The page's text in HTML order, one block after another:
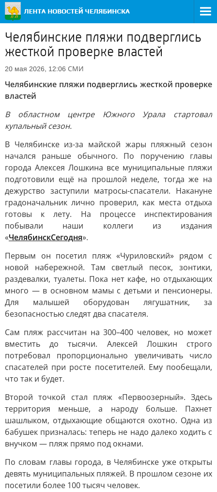
Челябинские пляжи подверглись
жесткой проверке властей
20 мая 2026, 12:06 СМИ
Челябинские пляжи подверглись жесткой проверке
властей
В областном центре Южного Урала стартовал
купальный сезон.
В Челябинске из-за майской жары пляжный сезон
начался раньше обычного. По поручению главы
города Алексея Лошкина все муниципальные пляжи
подготовили ещё на прошлой неделе, тогда же на
дежурство заступили матросы-спасатели. Накануне
градоначальник лично проверил, как места отдыха
готовы к лету. На процессе инспектирования
побывали наши коллеги из издания
«ЧелябинскСегодня».
Первым он посетил пляж «Чуриловский» рядом с
новой набережной. Там светлый песок, зонтики,
раздевалки, туалеты. Пока нет кафе, но отдыхающих
много — в основном мамы с детьми и пенсионеры.
Для малышей оборудован лягушатник, за
безопасностью следят два спасателя.
Сам пляж рассчитан на 300–400 человек, но может
вместить до тысячи. Алексей Лошкин строго
потребовал пропорционально увеличивать число
спасателей при росте посетителей. Ему пообещали,
что так и будет.
Второй точкой стал пляж «Первоозерный». Здесь
территория меньше, а народу больше. Пахнет
шашлыком, отдыхающие общаются охотно. Одна из
бабушек призналась: теперь не надо далеко ходить с
внучком — пляж прямо под окнами.
По словам главы города, в Челябинске уже открыты
девять муниципальных пляжей. В прошлом сезоне их
посетили более 100 тысяч человек.